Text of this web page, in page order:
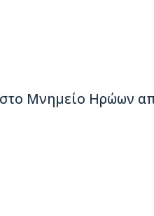
Μνημείο Ηρώων